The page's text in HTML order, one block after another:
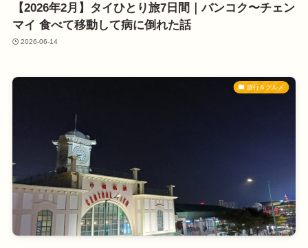
【2026年2月】タイひとり旅7日間｜バンコク〜チェン
マイ 食べて移動して病に倒れた話
2026-06-14
旅行＆グルメ